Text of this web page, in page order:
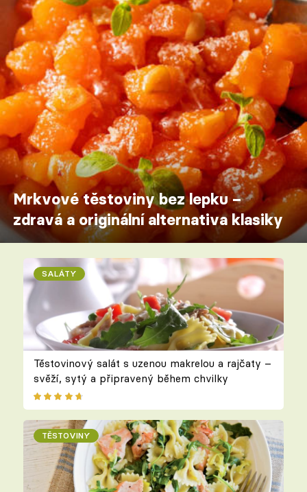
Mrkvové těstoviny bez lepku –
zdravá a originální alternativa klasiky
SALÁTY
Těstovinový salát s uzenou makrelou a rajčaty –
svěží, sytý a připravený během chvilky
TĚSTOVINY